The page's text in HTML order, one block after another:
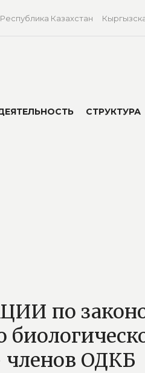
Республика Казахстан
СТРУКТУРА
по
членов ОДКБ